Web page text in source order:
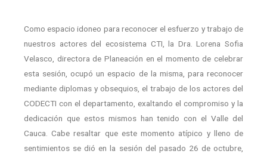
Como espacio idoneo para reconocer el esfuerzo y trabajo de
nuestros actores del ecosistema CTI, la Dra. Lorena Sofia
Velasco, directora de Planeación en el momento de celebrar
esta sesión, ocupó un espacio de la misma, para reconocer
mediante diplomas y obsequios, el trabajo de los actores del
CODECTI con el departamento, exaltando el compromiso y la
dedicación que estos mismos han tenido con el Valle del
Cauca. Cabe resaltar que este momento atípico y lleno de
sentimientos se dió en la sesión del pasado 26 de octubre,